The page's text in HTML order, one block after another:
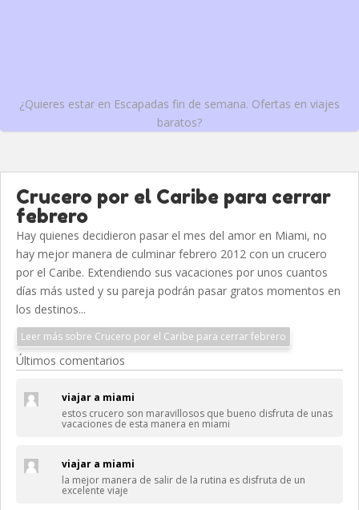
¿Quieres estar en Escapadas fin de semana. Ofertas en viajes
baratos?
Crucero por el Caribe para cerrar
febrero
Hay quienes decidieron pasar el mes del amor en Miami, no
hay mejor manera de culminar febrero 2012 con un crucero
por el Caribe. Extendiendo sus vacaciones por unos cuantos
días más usted y su pareja podrán pasar gratos momentos en
los destinos...
Leer más sobre Crucero por el Caribe para cerrar febrero
Últimos comentarios
viajar a miami
estos crucero son maravillosos que bueno disfruta de unas
vacaciones de esta manera en miami
viajar a miami
la mejor manera de salir de la rutina es disfruta de un
excelente viaje